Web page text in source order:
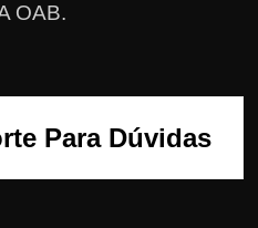
OAB.
Para Dúvidas